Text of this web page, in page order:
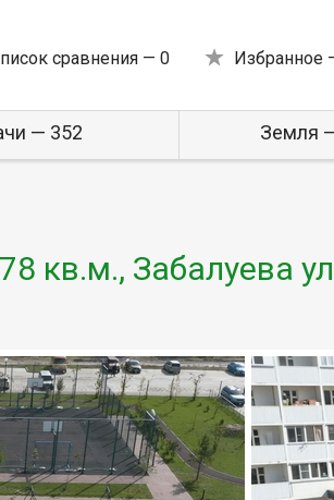
сравнения — 0 Избранное
— 352 Земля
кв.м., Забалуева ул